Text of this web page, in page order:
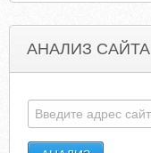
АНАЛИЗ САЙТА